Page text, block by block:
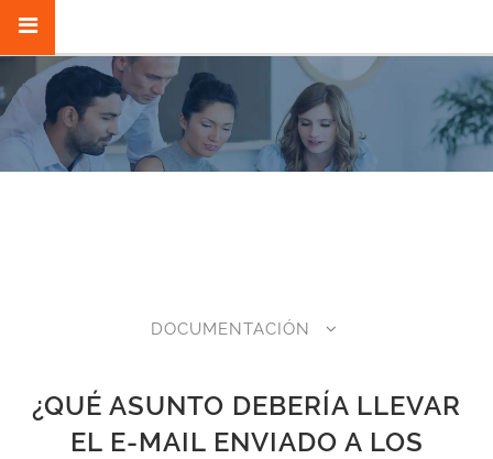
DOCUMENTACIÓN
¿QUÉ ASUNTO DEBERÍA LLEVAR
EL E-MAIL ENVIADO A LOS